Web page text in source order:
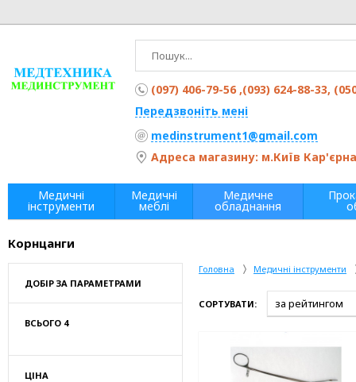
Корнцанги
Головна Медичні інструменти
СОРТУВАТИ:
ДОБІР ЗА ПАРАМЕТРАМИ
ВСЬОГО 4
ЦІНА
(097) 406-79-56 ,(093) 624-88-33,
Передзвоніть мені
medinstrument1@gmail.com
Адреса магазину: м.Київ
Медичні
інструменти
Медичні
меблі
Медичне
обладнання